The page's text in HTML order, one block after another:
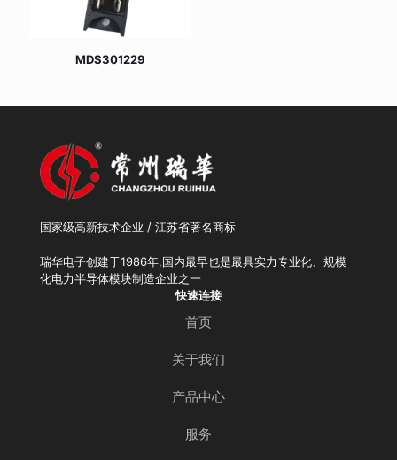
MDS301229
国家级高新技术企业 / 江苏省著名商标
瑞华电子创建于1986年,国内最早也是最具实力专业化、规模
化电力半导体模块制造企业之一
快速连接
首页
关于我们
产品中心
服务